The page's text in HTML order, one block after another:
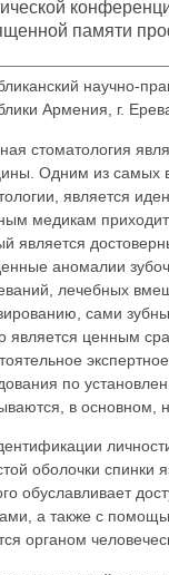
памяти
научно-
Армения, г.
стоматология
Oдним из самых
является
медикам
является
аномалии
лечебных
сами
является ценным
по
в основном,
оболочки спинки
обуславливает
а также с
органом